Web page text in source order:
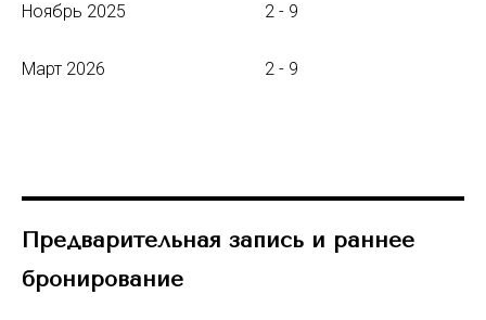
Ноябрь 2025 2 - 9
Март 2026 2 - 9
Предварительная запись и раннее
бронирование